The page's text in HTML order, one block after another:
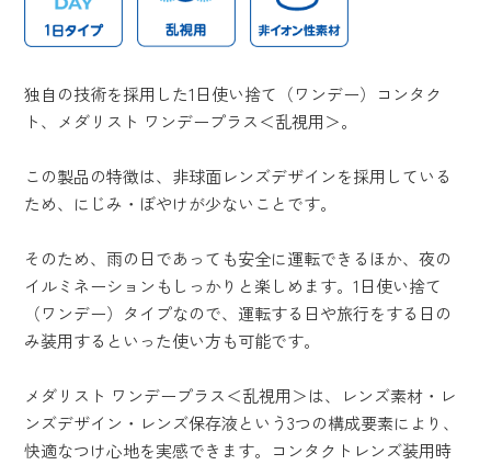
独自の技術を採用した1日使い捨て（ワンデー）コンタク
ト、メダリスト ワンデープラス＜乱視用＞。
この製品の特徴は、非球面レンズデザインを採用している
ため、にじみ・ぼやけが少ないことです。
そのため、雨の日であっても安全に運転できるほか、夜の
イルミネーションもしっかりと楽しめます。1日使い捨て
（ワンデー）タイプなので、運転する日や旅行をする日の
み装用するといった使い方も可能です。
メダリスト ワンデープラス＜乱視用＞は、レンズ素材・レ
ンズデザイン・レンズ保存液という3つの構成要素により、
快適なつけ心地を実感できます。コンタクトレンズ装用時